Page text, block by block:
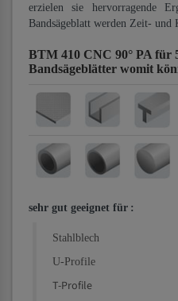
erzielen sie hervorragende
Bandsägeblatt werden Zeit- und
BTM 410 CNC 90° PA für
Bandsägeblätter womit
sehr gut geeignet für :
Stahlblech
U-Profile
T-Profile